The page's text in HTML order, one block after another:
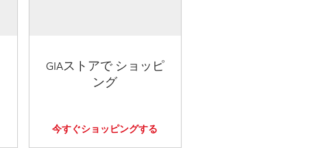
GIAストアで ショッピ
ング
今すぐショッピングする